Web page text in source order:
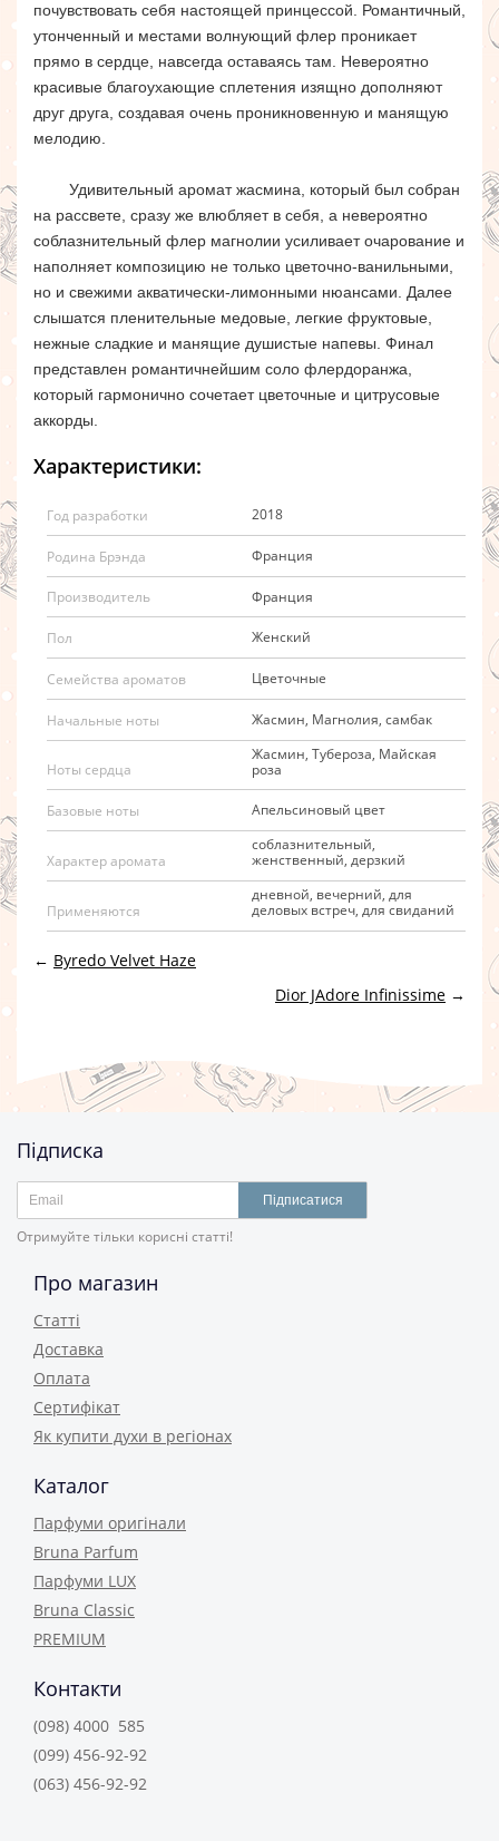
почувствовать себя настоящей принцессой. Романтичный,
утонченный и местами волнующий флер проникает
прямо в сердце, навсегда оставаясь там. Невероятно
красивые благоухающие сплетения изящно дополняют
друг друга, создавая очень проникновенную и манящую
мелодию.
Удивительный аромат жасмина, который был собран
на рассвете, сразу же влюбляет в себя, а невероятно
соблазнительный флер магнолии усиливает очарование и
наполняет композицию не только цветочно-ванильными,
но и свежими акватически-лимонными нюансами. Далее
слышатся пленительные медовые, легкие фруктовые,
нежные сладкие и манящие душистые напевы. Финал
представлен романтичнейшим соло флердоранжа,
который гармонично сочетает цветочные и цитрусовые
аккорды.
Характеристики:
Год разработки 2018
Родина Брэнда Франция
Производитель Франция
Пол Женский
Семейства ароматов Цветочные
Начальные ноты Жасмин, Магнолия, самбак
Ноты сердца
Жасмин, Тубероза, Майская
роза
Базовые ноты Апельсиновый цвет
Характер аромата
cоблазнительный,
женственный, дерзкий
Применяются
дневной, вечерний, для
деловых встреч, для свиданий
← Byredo Velvet Haze
Dior JAdore Infinissime →
Підписка
Підписатися
Отримуйте тільки корисні статті!
Про магазин
Статті
Доставка
Оплата
Сертифікат
Як купити духи в регіонах
Каталог
Парфуми оригінали
Bruna Parfum
Парфуми LUX
Bruna Classic
PREMIUM
Контакти
(098) 4000 585
(099) 456-92-92
(063) 456-92-92